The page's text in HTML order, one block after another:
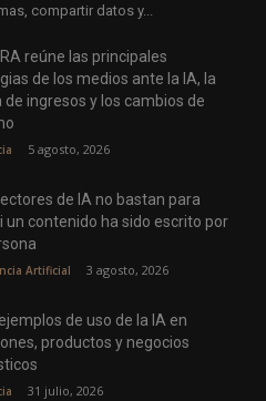
compartir datos y...
reúne las principales
de los medios ante la IA, la
de ingresos y los cambios de
5 agosto, 2026
de IA no bastan para
un contenido ha sido escrito por
Artificial 3 agosto, 2026
de uso de la IA en
productos y negocios
31 julio, 2026